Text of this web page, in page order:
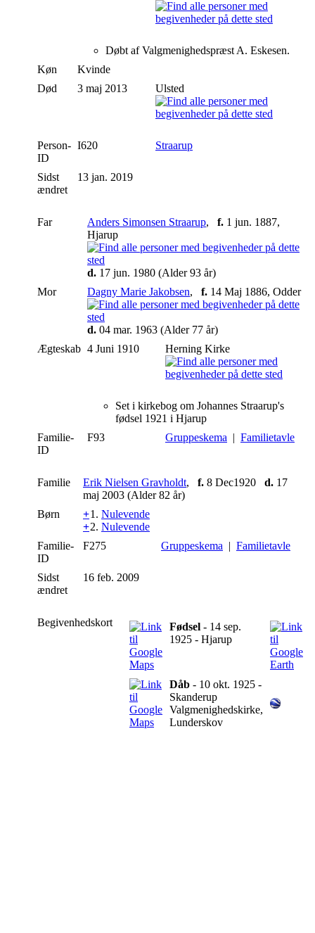
Døbt af Valgmenighedspræst A. Eskesen.
Køn
Kvinde
Død
3 maj 2013 Ulsted
Person-
ID
I620 Straarup
Sidst
ændret
13 jan. 2019
Far Anders Simonsen Straarup, f. 1 jun. 1887,
Hjarup
d. 17 jun. 1980 (Alder 93 år)
Mor
Dagny Marie Jakobsen, f. 14 Maj 1886, Odder
d. 04 mar. 1963 (Alder 77 år)
Ægteskab 4 Juni 1910 Herning Kirke
Set i kirkebog om Johannes Straarup's
fødsel 1921 i Hjarup
Familie-
ID
F93 Gruppeskema | Familietavle
Familie Erik Nielsen Gravholdt, f. 8 Dec1920 d. 17
maj 2003 (Alder 82 år)
Børn
+1. Nulevende
+2. Nulevende
Familie-
ID
F275 Gruppeskema | Familietavle
Sidst
ændret
16 feb. 2009
Begivenhedskort Fødsel - 14 sep.
1925 - Hjarup
Dåb - 10 okt. 1925 -
Skanderup
Valgmenighedskirke,
Lunderskov